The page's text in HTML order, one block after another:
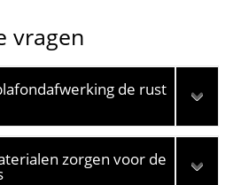
vragen
de rust
zorgen voor de